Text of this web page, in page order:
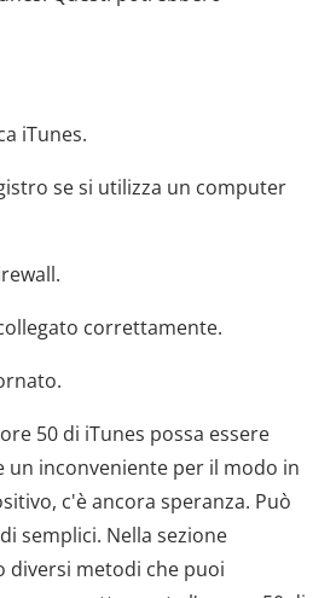
iTunes.
se si utilizza un computer
correttamente.
50 di iTunes possa essere
un inconveniente per il modo in
c'è ancora speranza. Può
semplici. Nella sezione
diversi metodi che puoi